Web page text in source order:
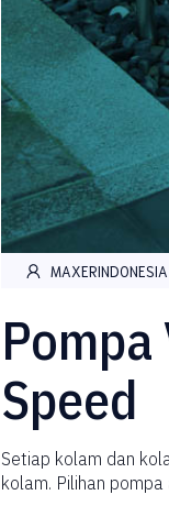
MAXERINDONESIA
Speed
Setiap kolam dan
kolam. Pilihan